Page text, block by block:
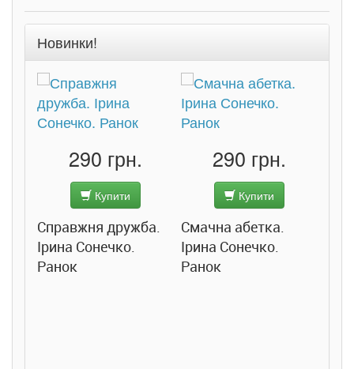
Новинки!
290 грн.
Купити
Справжня дружба.
Ірина Сонечко.
Ранок
290 грн.
Купити
Смачна абетка.
Ірина Сонечко.
Ранок